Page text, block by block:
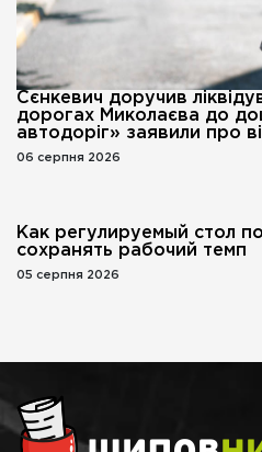
Сєнкевич доручив
дорогах Миколаєва до
автодоріг» заявили про
06 серпня 2026
Как регулируемый стол
сохранять рабочий темп
05 серпня 2026